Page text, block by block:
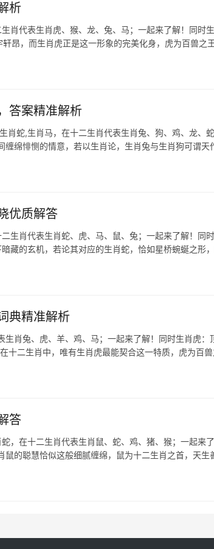
析
肖代表生肖虎、猴、龙、兔、马；一起来了解！同时
昂，而生肖虎正是这一形象的完美化身，虎为百兽之
答案精准解析
肖蛇,生肖马，在十二生肖代表生肖兔、狗、鸡、龙、
缠绵悱恻的情意，若以生肖论，生肖兔与生肖狗可谓天
优质解答
生肖代表生肖蛇、虎、马、鼠、兔；一起来了解！同
藏的玄机，若论其对应的生肖蛇，恰如星桥蜿蜒之形
典精准解析
肖兔、虎、羊、鸡、马；一起来了解！同时生肖虎：
十二生肖中，唯有生肖虎最能契合这一特质，虎为百
答
，在十二生肖代表生肖鼠、蛇、鸡、猪、猴；一起来
鼠的聪慧恰似这般细腻缠绵，鼠为十二生肖之首，天生